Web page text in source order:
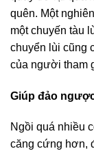
quên. Một
một chuyến tàu
chuyển lùi cũng
của người tham
Giúp đảo
Ngồi quá nhiều
căng cứng hơn,